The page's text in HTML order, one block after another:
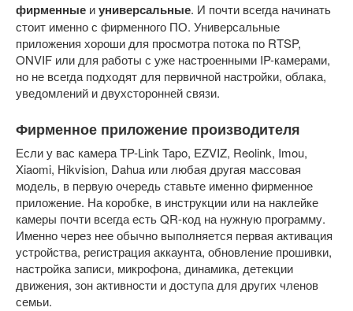
фирменные иуниверсальные. И почти всегда начинать
стоит именно с фирменного ПО. Универсальные
приложения хороши для просмотра потока по RTSP,
ONVIF или для работы с уже настроенными IP-камерами,
но не всегда подходят для первичной настройки, облака,
уведомлений и двухсторонней связи.
Фирменное приложение производителя
Если у вас камера TP-Link Tapo, EZVIZ, Reolink, Imou,
Xiaomi, Hikvision, Dahua или любая другая массовая
модель, в первую очередь ставьте именно фирменное
приложение. На коробке, в инструкции или на наклейке
камеры почти всегда есть QR-код на нужную программу.
Именно через нее обычно выполняется первая активация
устройства, регистрация аккаунта, обновление прошивки,
настройка записи, микрофона, динамика, детекции
движения, зон активности и доступа для других членов
семьи.